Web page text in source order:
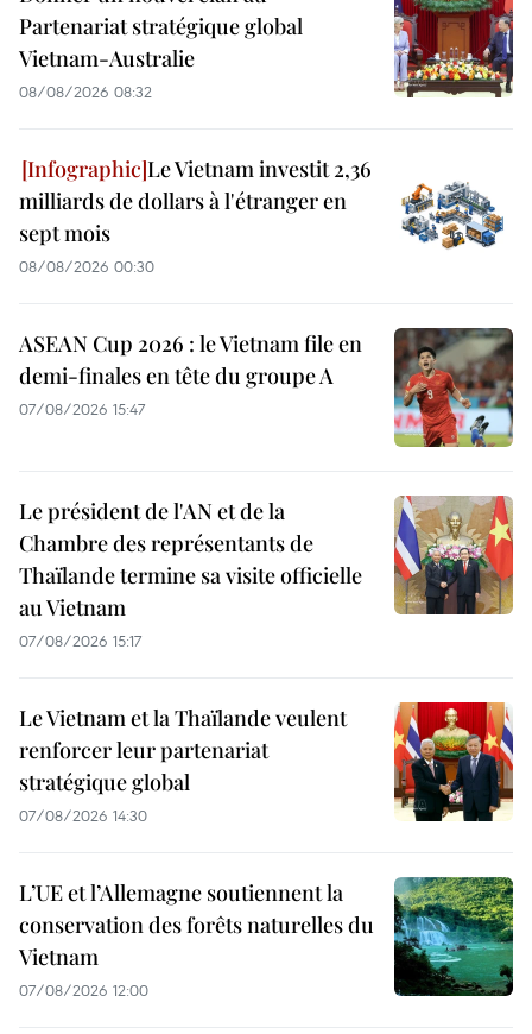
Partenariat stratégique global
Vietnam-Australie
08/08/2026 08:32
Le Vietnam investit 2,36
milliards de dollars à l'étranger en
sept mois
08/08/2026 00:30
ASEAN Cup 2026 : le Vietnam file en
demi-finales en tête du groupe A
07/08/2026 15:47
Le président de l'AN et de la
Chambre des représentants de
Thaïlande termine sa visite officielle
au Vietnam
07/08/2026 15:17
Le Vietnam et la Thaïlande veulent
renforcer leur partenariat
stratégique global
07/08/2026 14:30
L’UE et l’Allemagne soutiennent la
conservation des forêts naturelles du
Vietnam
07/08/2026 12:00